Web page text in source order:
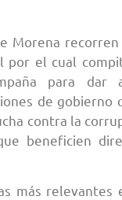
Morena
por el cual
para dar
de gobierno
contra la
beneficien
más relevantes